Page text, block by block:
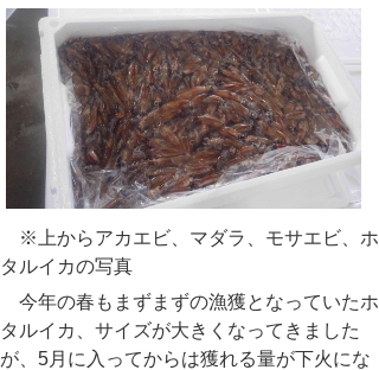
※上からアカエビ、マダラ、モサエビ、ホ
タルイカの写真
今年の春もまずまずの漁獲となっていたホ
タルイカ、サイズが大きくなってきました
が、5月に入ってからは獲れる量が下火にな